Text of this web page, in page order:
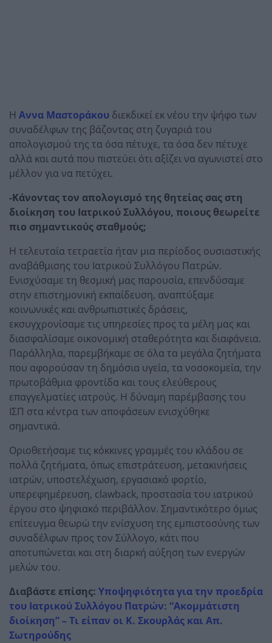
Η Αννα Μαστοράκου διεκδικεί εκ νέου την ψήφο των
συναδέλφων της βάζοντας στη ζυγαριά του
απολογισμού της τα όσα πέτυχε, τα όσα δεν πέτυχε
αλλά και αυτά που πιστεύει ότι αξίζει να αγωνιστεί στο
μέλλον για να πετύχει.
-Κάνοντας τον απολογισμό της θητείας σας στη
διοίκηση του Ιατρικού Συλλόγου, ποιους θεωρείτε
πιο σημαντικούς σταθμούς;
Η τελευταία τετραετία ήταν μια περίοδος ουσιαστικής
αναβάθμισης του Ιατρικού Συλλόγου Πατρών.
Ενισχύσαμε τη θεσμική μας παρουσία, επενδύσαμε
στην επιστημονική εκπαίδευση, αναπτύξαμε
κοινωνικές και ανθρωπιστικές δράσεις,
εκσυγχρονίσαμε τις υπηρεσίες προς τα μέλη μας και
διασφαλίσαμε οικονομική σταθερότητα και διαφάνεια.
Παράλληλα, παρεμβήκαμε σε όλα τα μεγάλα ζητήματα
που αφορούσαν τη δημόσια υγεία, τα νοσοκομεία, την
πρωτοβάθμια φροντίδα και τους ελεύθερους
επαγγελματίες ιατρούς. Η δύναμη παρέμβασης του
ΙΣΠ στα κέντρα των αποφάσεων ενισχύθηκε
σημαντικά.
Οριοθετήσαμε τις κόκκινες γραμμές του κλάδου σε
πολλά ζητήματα, όπως επιστράτευση, μετακινήσεις
ιατρών, υποστελέχωση, εργασιακό φορτίο,
υπερεφημέρευση, clawback, προστασία του ιατρικού
έργου στο ψηφιακό περιβάλλον. Σημαντικότερο όμως
επίτευγμα θεωρώ την ενίσχυση της εμπιστοσύνης των
συναδέλφων προς τον Σύλλογο, κάτι που
αποτυπώνεται και στη διαρκή αύξηση των ενεργών
μελών του.
Διαβάστε επίσης: Υποψηφιότητα για την προεδρία
του Ιατρικού Συλλόγου Πατρών: “Ακομμάτιστη
διοίκηση” – Τι είπαν οι Κ. Σκουρλάς και Απ.
Σωτηρούδης